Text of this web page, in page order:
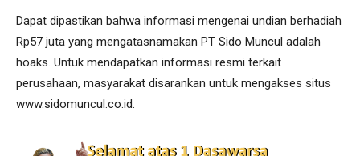
Dapat dipastikan bahwa informasi mengenai undian berhadiah
Rp57 juta yang mengatasnamakan PT Sido Muncul adalah
hoaks. Untuk mendapatkan informasi resmi terkait
perusahaan, masyarakat disarankan untuk mengakses situs
www.sidomuncul.co.id.